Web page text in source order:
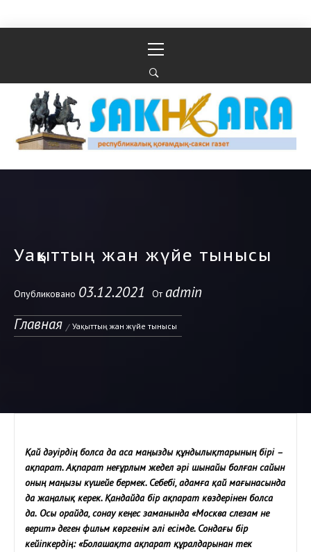
Перейти к содержимому
меню
Республикалық қоғамдық-саяси газеті
Уақыттың жан жүйе тынысы
Опубликовано 03.12.2021 От admin
Главная
Уақыттың жан жүйе тынысы
Қай дәуірдің болса да аса маңызды құндылықтарының бірі –
ақпарат. Ақпарат неғұрлым жедел әрі шынайы болған сайын
оның маңызы күшейе бермек. Себебі, адамға қай мағынасында
да жаңалық керек. Қандайда бір ақпарат көздерінен болса
да. Осы орайда, сонау кеңес заманында «Москва слезам не
верит» деген фильм көргенім әлі есімде. Сондағы бір
кейіпкердің: «Болашақта ақпарат құралдарынан тек